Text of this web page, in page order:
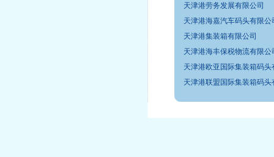
天津港劳务发展有限公司
天津港海嘉汽车码头有限公
天津港集装箱有限公司
天津港海丰保税物流有限公
天津港欧亚国际集装箱码头
天津港联盟国际集装箱码头